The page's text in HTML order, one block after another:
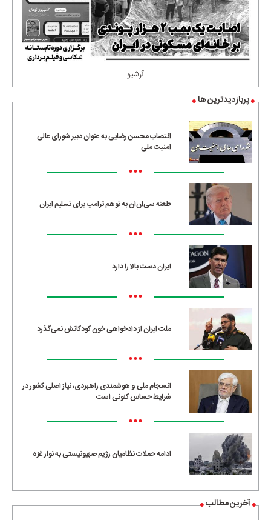
آرشیو
پربازدیدترین ها
انتصاب محسن رضایی به عنوان دبیر شورای عالی
امنیت ملی
•••
طعنه سی‌ان‌ان به توهم ترامپ برای تسلیم ایران
•••
ایران دست بالا را دارد
•••
ملت ایران از دادخواهی خون کودکانش نمی‌گذرد
•••
انسجام ملی و هوشمندی راهبردی، نیاز اصلی کشور در
شرایط حساس کنونی است
•••
ادامه حملات نظامیان رژیم صهیونیستی به نوار غزه
آخرین مطالب